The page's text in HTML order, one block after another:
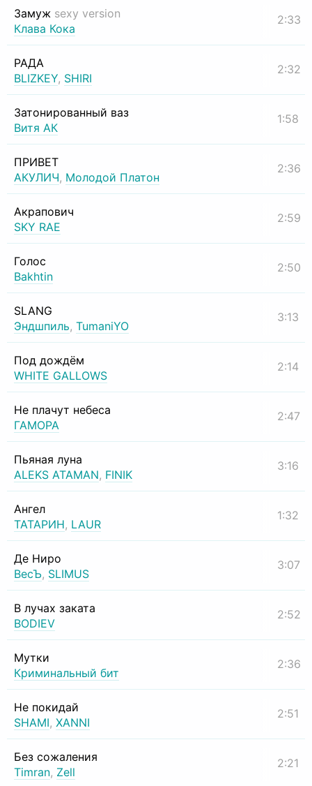
Замуж sexy version
Клава Кока
2:33
РАДА
BLIZKEY, SHIRI
2:32
Затонированный ваз
Витя АК
1:58
ПРИВЕТ
АКУЛИЧ, Молодой Платон
2:36
Акрапович
SKY RAE
2:59
Голос
Bakhtin
2:50
SLANG
Эндшпиль, TumaniYO
3:13
Под дождём
WHITE GALLOWS
2:14
Не плачут небеса
ГАМОРА
2:47
Пьяная луна
ALEKS ATAMAN, FINIK
3:16
Ангел
ТАТАРИН, LAUR
1:32
Де Ниро
ВесЪ, SLIMUS
3:07
В лучах заката
BODIEV
2:52
Мутки
Криминальный бит
2:36
Не покидай
SHAMI, XANNI
2:51
Без сожаления
Timran, Zell
2:21